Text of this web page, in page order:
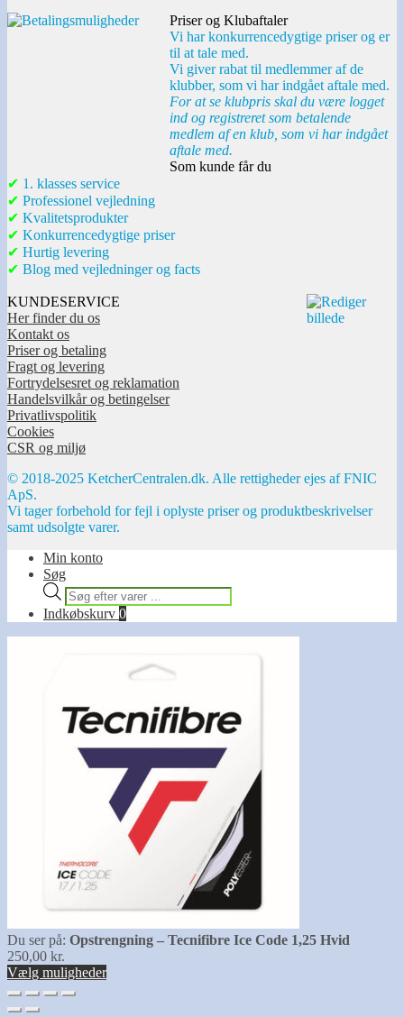
Priser og Klubaftaler
Vi har konkurrencedygtige priser og er
til at tale med.
Vi giver rabat til medlemmer af de
klubber, som vi har indgået aftale med.
For at se klubpris skal du være logget
ind og registreret som betalende
medlem af en klub, som vi har indgået
aftale med.
Som kunde får du
✔ 1. klasses service
✔ Professionel vejledning
✔ Kvalitetsprodukter
✔ Konkurrencedygtige priser
✔ Hurtig levering
✔ Blog med vejledninger og facts
KUNDESERVICE
Her finder du os
Kontakt os
Priser og betaling
Fragt og levering
Fortrydelsesret og reklamation
Handelsvilkår og betingelser
Privatlivspolitik
Cookies
CSR og miljø
© 2018-2025 KetcherCentralen.dk. Alle rettigheder ejes af FNIC
ApS.
Vi tager forbehold for fejl i oplyste priser og produktbeskrivelser
samt udsolgte varer.
Min konto
Søg
Products
search
Indkøbskurv 0
Du ser på: Opstrengning – Tecnifibre Ice Code 1,25 Hvid
250,00 kr.
Vælg muligheder